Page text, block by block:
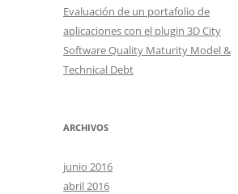
Evaluación de un portafolio de
aplicaciones con el plugin 3D City
Software Quality Maturity Model &
Technical Debt
ARCHIVOS
junio 2016
abril 2016